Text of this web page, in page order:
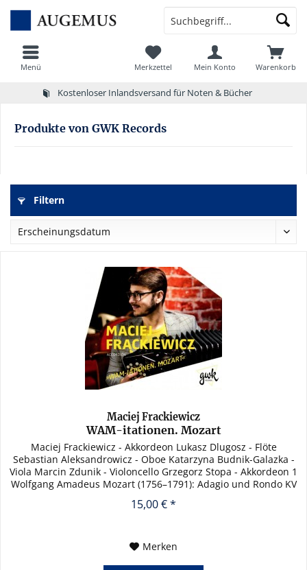
Kostenloser Inlandsversand für Noten & Bücher
Menü Warenkorb
Merkzettel Mein Konto
Produkte von GWK Records
Filtern
Maciej Frackiewicz
WAM-itationen. Mozart
Maciej Frackiewicz - Akkordeon Lukasz Dlugosz - Flöte
Sebastian Aleksandrowicz - Oboe Katarzyna Budnik-Galazka -
Viola Marcin Zdunik - Violoncello Grzegorz Stopa - Akkordeon 1
Wolfgang Amadeus Mozart (1756–1791): Adagio und Rondo KV
15,00 € *
Merken